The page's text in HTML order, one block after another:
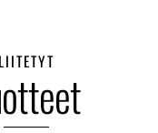
LIITETYT